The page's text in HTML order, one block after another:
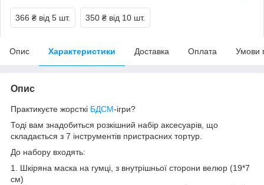
366 ₴ від 5 шт. 350 ₴ від 10 шт.
Опис Характеристики Доставка Оплата Умови
Опис
Практикуєте жорсткі БДСМ-ігри?
Тоді вам знадобиться розкішний набір аксесуарів, що
складається з 7 інструментів пристрасних тортур.
До набору входять:
1. Шкіряна маска на гумці, з внутрішньої сторони велюр (19*7
см)